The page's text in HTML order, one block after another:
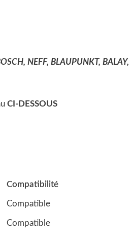
NEFF, BLAUPUNKT, BALAY,
CI-DESSOUS
Compatibilité
Compatible
Compatible